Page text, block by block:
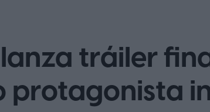
tráiler
protagonista